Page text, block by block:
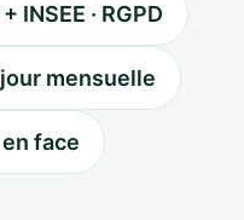
INSEE · RGPD
mensuelle
face